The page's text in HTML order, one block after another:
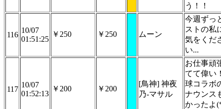
う！！
116
10/07
01:51:25
￥250 ￥250 ムーン
今週ずっ
ストの私
気をくだ
い...
117
10/07
01:52:13
￥200 ￥200
[鳥神] 神夜
乃-マサル
お仕事頑
てて偉い
球コラボ
ナウンス
かったよ